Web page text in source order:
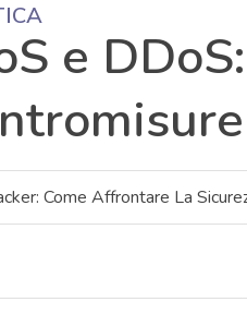
e
Come Affrontare La